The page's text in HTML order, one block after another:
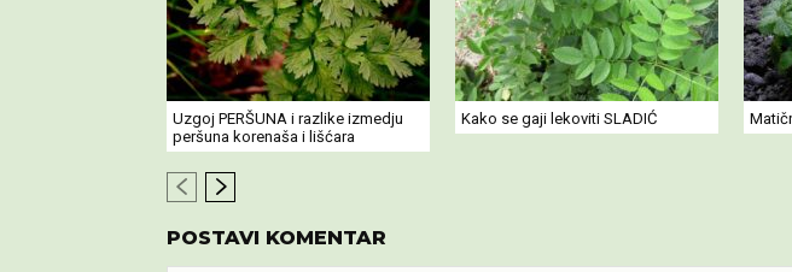
Uzgoj PERŠUNA i razlike izmedju
peršuna korenaša i lišćara
Kako se gaji lekoviti SLADIĆ
POSTAVI KOMENTAR